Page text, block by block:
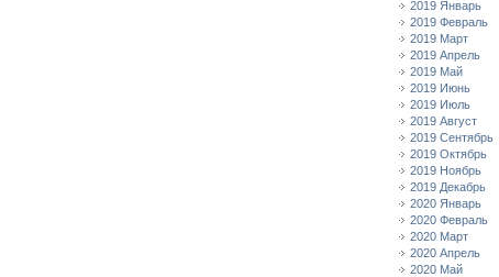
2019 Январь
2019 Февраль
2019 Март
2019 Апрель
2019 Май
2019 Июнь
2019 Июль
2019 Август
2019 Сентябрь
2019 Октябрь
2019 Ноябрь
2019 Декабрь
2020 Январь
2020 Февраль
2020 Март
2020 Апрель
2020 Май